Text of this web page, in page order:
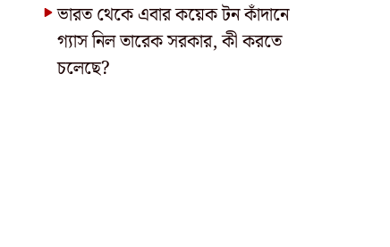
ভারত থেকে এবার কয়েক টন কাঁদানে
গ্যাস নিল তারেক সরকার, কী করতে
চলেছে?